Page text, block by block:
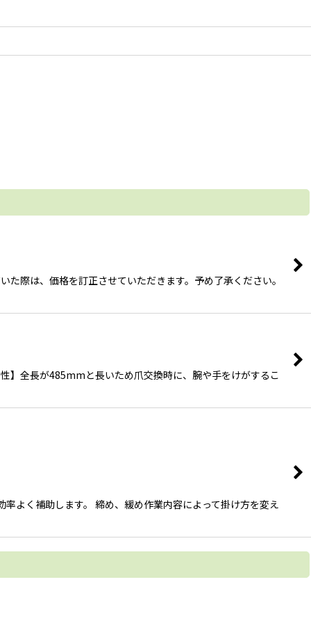
際は、価格を訂正させていただきます。予め了承ください。
全長が485mmと長いため爪交換時に、腕や手をけがするこ
よく補助します。 締め、緩め作業内容によって掛け方を変え